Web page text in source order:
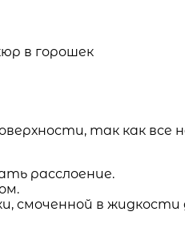
так как все
расслоение.
смоченной в жидкости